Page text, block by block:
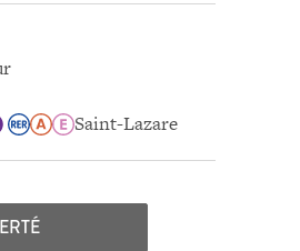
Saint-Lazare